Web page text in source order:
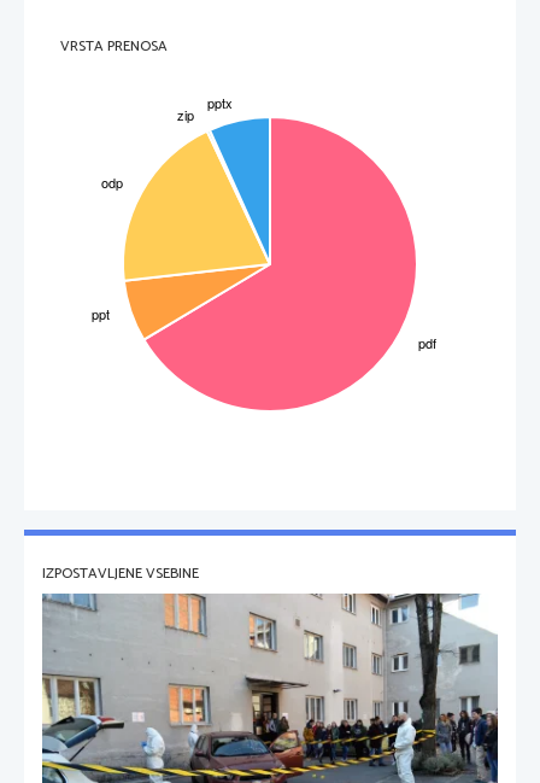
VRSTA PRENOSA
IZPOSTAVLJENE VSEBINE